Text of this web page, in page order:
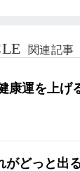
関連記事
康運を上げ
がどっと出